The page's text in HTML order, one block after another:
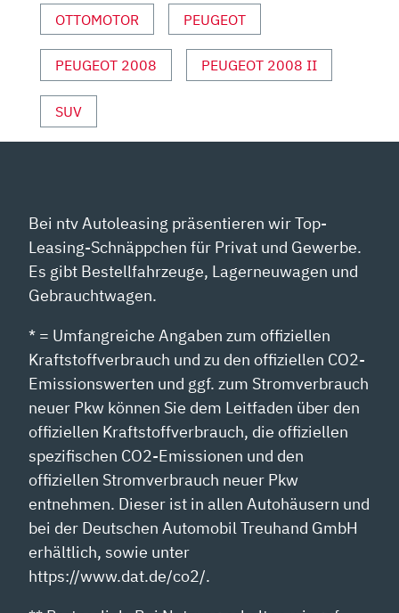
ALLTAG“
VON
YOUTUBE
ANZEIGEN
OTTOMOTOR PEUGEOT
PEUGEOT 2008 PEUGEOT 2008 II
SUV
Bei ntv Autoleasing präsentieren wir Top-
Leasing-Schnäppchen für Privat und Gewerbe.
Es gibt Bestellfahrzeuge, Lagerneuwagen und
Gebrauchtwagen.
* = Umfangreiche Angaben zum offiziellen
Kraftstoffverbrauch und zu den offiziellen CO2-
Emissionswerten und ggf. zum Stromverbrauch
neuer Pkw können Sie dem Leitfaden über den
offiziellen Kraftstoffverbrauch, die offiziellen
spezifischen CO2-Emissionen und den
offiziellen Stromverbrauch neuer Pkw
entnehmen. Dieser ist in allen Autohäusern und
bei der Deutschen Automobil Treuhand GmbH
erhältlich, sowie unter
https://www.dat.de/co2/.